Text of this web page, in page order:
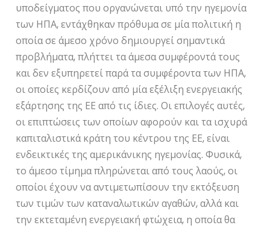
υποδείγματος που οργανώνεται υπό την ηγεμονία
των ΗΠΑ, εντάχθηκαν πρόθυμα σε μία πολιτική η
οποία σε άμεσο χρόνο δημιουργεί σημαντικά
προβλήματα, πλήττει τα άμεσα συμφέροντά τους
και δεν εξυπηρετεί παρά τα συμφέροντα των ΗΠΑ,
οι οποίες κερδίζουν από μία εξέλιξη ενεργειακής
εξάρτησης της ΕΕ από τις ίδιες. Οι επιλογές αυτές,
οι επιπτώσεις των οποίων αφορούν και τα ισχυρά
καπιταλιστικά κράτη του κέντρου της ΕΕ, είναι
ενδεικτικές της αμερικάνικης ηγεμονίας. Φυσικά,
το άμεσο τίμημα πληρώνεται από τους λαούς, οι
οποίοι έχουν να αντιμετωπίσουν την εκτόξευση
των τιμών των καταναλωτικών αγαθών, αλλά και
την εκτεταμένη ενεργειακή φτώχεια, η οποία θα